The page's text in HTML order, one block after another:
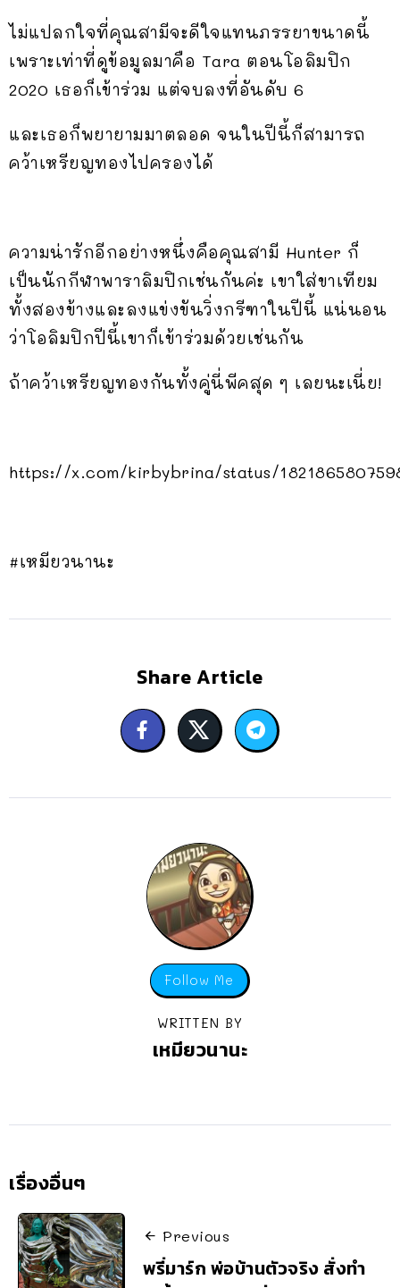
ไม่แปลกใจที่คุณสามีจะดีใจแทนภรรยาขนาดนี้
เพราะเท่าที่ดูข้อมูลมาคือ Tara ตอนโอลิมปิก
2020 เธอก็เข้าร่วม แต่จบลงที่อันดับ 6
และเธอก็พยายามมาตลอด จนในปีนี้ก็สามารถ
คว้าเหรียญทองไปครองได้
ความน่ารักอีกอย่างหนึ่งคือคุณสามี Hunter ก็
เป็นนักกีฬาพาราลิมปิกเช่นกันค่ะ เขาใส่ขาเทียม
ทั้งสองข้างและลงแข่งขันวิ่งกรีฑาในปีนี้ แน่นอน
ว่าโอลิมปิกปีนี้เขาก็เข้าร่วมด้วยเช่นกัน
ถ้าคว้าเหรียญทองกันทั้งคู่นี่พีคสุด ๆ เลยนะเนี่ย!
https://x.com/kirbybrina/status/
#เหมียวนานะ
Share Article
Follow Me
WRITTEN BY
เหมียวนานะ
เรื่องอื่นๆ
Previous
พรี่มาร์ก พ่อบ้านตัวจริง สั่งทำ